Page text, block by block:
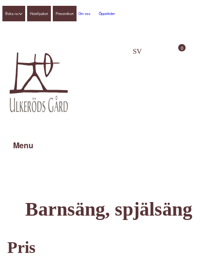
0
Boka nu Hotellpaket Presentkort Om oss Öppettider
SV
Menu
Barnsäng, spjälsäng
Pris